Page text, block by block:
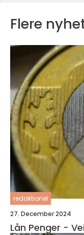
Flere
redaktionel
27. December 2024
Lån Penger -